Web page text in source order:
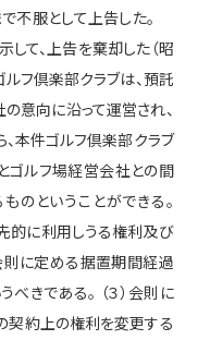
不服として上告した。
て、上告を棄却した（昭
ルフ倶楽部クラブは、預託
意向に沿って運営され、
本件ゴルフ倶楽部クラブ
ゴルフ場経営会社との間
のということができる。
先的に利用しうる権利及び
に定める据置期間経過
きである。 （３）会則に
契約上の権利を変更する